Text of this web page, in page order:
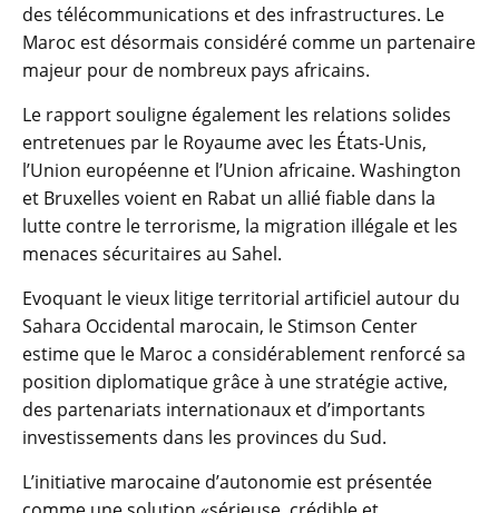
des télécommunications et des infrastructures. Le
Maroc est désormais considéré comme un partenaire
majeur pour de nombreux pays africains.
Le rapport souligne également les relations solides
entretenues par le Royaume avec les États-Unis,
l’Union européenne et l’Union africaine. Washington
et Bruxelles voient en Rabat un allié fiable dans la
lutte contre le terrorisme, la migration illégale et les
menaces sécuritaires au Sahel.
Evoquant le vieux litige territorial artificiel autour du
Sahara Occidental marocain, le Stimson Center
estime que le Maroc a considérablement renforcé sa
position diplomatique grâce à une stratégie active,
des partenariats internationaux et d’importants
investissements dans les provinces du Sud.
L’initiative marocaine d’autonomie est présentée